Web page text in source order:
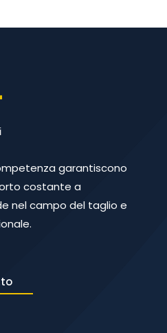
garantiscono
costante a
nel campo del taglio e